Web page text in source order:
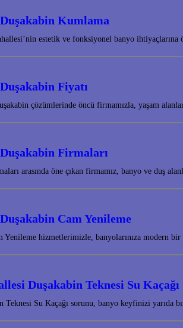
Kumlama
estetik ve fonksiyonel banyo
Fiyatı
çözümlerinde öncü firmamızla, yaşam
Firmaları
arasında öne çıkan firmamız, banyo ve duş
Cam Yenileme
Yenileme hizmetlerimizle, banyolarınıza modern
Duşakabin Teknesi Su Kaçağı
Teknesi Su Kaçağı sorunu, banyo keyfinizi yarıda